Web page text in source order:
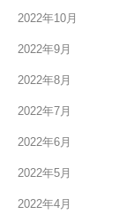
2022年10月
2022年9月
2022年8月
2022年7月
2022年6月
2022年5月
2022年4月